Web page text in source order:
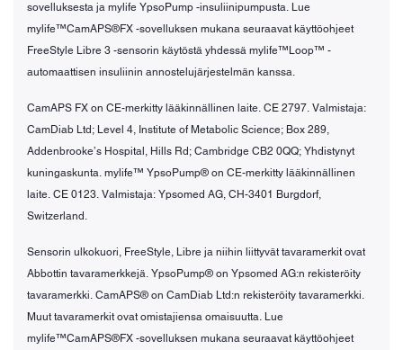
sovelluksesta ja mylife YpsoPump -insuliinipumpusta. Lue
mylife™CamAPS®FX -sovelluksen mukana seuraavat käyttöohjeet
FreeStyle Libre 3 -sensorin käytöstä yhdessä mylife™Loop™ -
automaattisen insuliinin annostelujärjestelmän kanssa.
CamAPS FX on CE-merkitty lääkinnällinen laite. CE 2797. Valmistaja:
CamDiab Ltd; Level 4, Institute of Metabolic Science; Box 289,
Addenbrooke’s Hospital, Hills Rd; Cambridge CB2 0QQ; Yhdistynyt
kuningaskunta. mylife™ YpsoPump® on CE-merkitty lääkinnällinen
laite. CE 0123. Valmistaja: Ypsomed AG, CH-3401 Burgdorf,
Switzerland.
Sensorin ulkokuori, FreeStyle, Libre ja niihin liittyvät tavaramerkit ovat
Abbottin tavaramerkkejä. YpsoPump® on Ypsomed AG:n rekisteröity
tavaramerkki. CamAPS® on CamDiab Ltd:n rekisteröity tavaramerkki.
Muut tavaramerkit ovat omistajiensa omaisuutta. Lue
mylife™CamAPS®FX -sovelluksen mukana seuraavat käyttöohjeet